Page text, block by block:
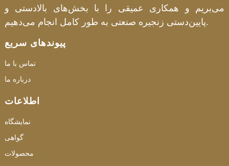
می‌بریم و همکاری عمیقی را با بخش‌های بالادستی و
پایین‌دستی زنجیره صنعتی به طور کامل انجام می‌دهیم.
پیوندهای سریع
تماس با ما
درباره ما
اطلاعات
نمایشگاه
گواهی
محصولات